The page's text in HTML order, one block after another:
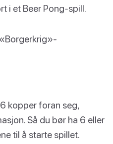
i et Beer Pong-spill.
kopper foran seg,
Så du bør ha 6 eller
til å starte spillet.